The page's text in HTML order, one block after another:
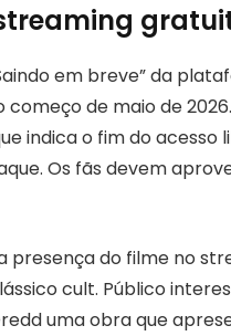
em breve” da
de maio de
indica o fim do acesso
Os fãs devem
presença do filme no
cult. Público
uma obra que